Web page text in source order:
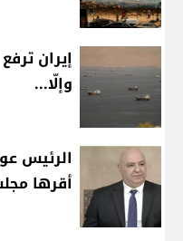
إيران
وإلّا...
الرئيس
أقرها